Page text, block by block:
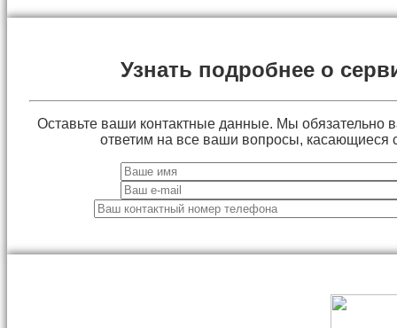
Узнать подробнее о
Оставьте ваши контактные данные. Мы обязательно
ответим на все ваши вопросы, касающиеся